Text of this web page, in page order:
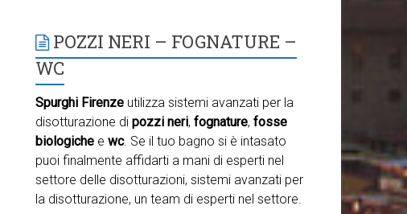
POZZI NERI – FOGNATURE –
WC
Spurghi Firenze utilizza sistemi avanzati per la
disotturazione dipozzi neri,fognature,fosse
biologiche ewc. Se il tuo bagno si è intasato
puoi finalmente affidarti a mani di esperti nel
settore delle disotturazioni, sistemi avanzati per
la disotturazione, un team di esperti nel settore.